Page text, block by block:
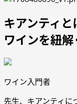
キアンティ
ワインを紐解
ワイン入門者
先生、キアンティに